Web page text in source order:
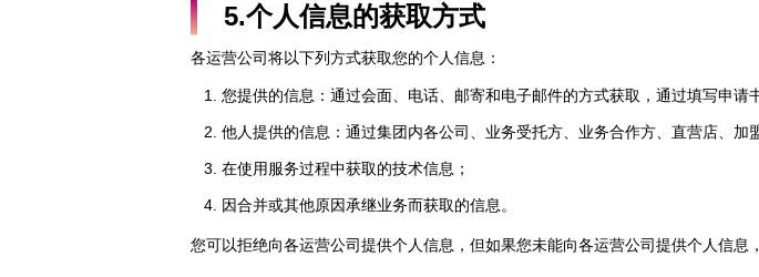
5.个人信息的获取方式
各运营公司将以下列方式获取您的个人信息：
您提供的信息：通过会面、电话、邮寄和电子邮件的方式获取，通过填写申请
他人提供的信息：通过集团内各公司、业务受托方、业务合作方、直营店、加
在使用服务过程中获取的技术信息；
因合并或其他原因承继业务而获取的信息。
您可以拒绝向各运营公司提供个人信息，但如果您未能向各运营公司提供个人信息